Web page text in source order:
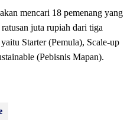
mencari 18 pemenang yang
juta rupiah dari tiga
Starter (Pemula), Scale-up
(Pebisnis Mapan).